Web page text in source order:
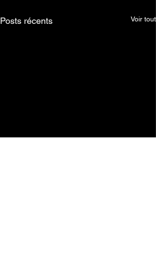
Posts récents Voir tout